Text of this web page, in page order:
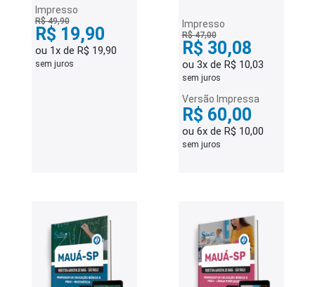
Impresso
R$ 49,90
R$ 19,90
ou 1x de R$ 19,90
sem juros
Impresso
R$ 47,00
R$ 30,08
ou 3x de R$ 10,03
sem juros
Versão Impressa
R$ 60,00
ou 6x de R$ 10,00
sem juros